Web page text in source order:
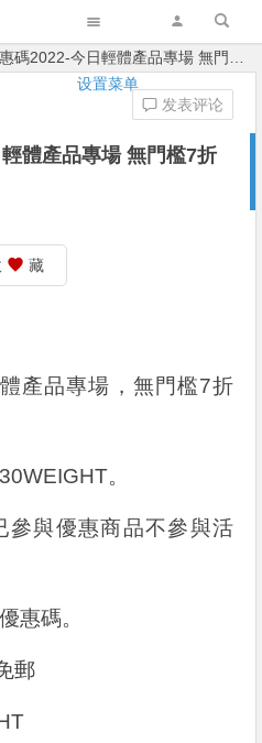
设置菜单
今日輕體產品專場 無門檻7折+滿額順豐免郵
體產品專場 無門檻7折
发表评论
藏
產品專場，無門檻7折
30WEIGHT。
參與優惠商品不參與活
惠碼。
郵